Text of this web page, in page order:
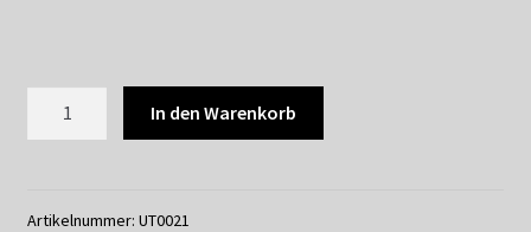
BLEISTIFTZEICHNUNG
In den Warenkorb
Artikelnummer: UT0021